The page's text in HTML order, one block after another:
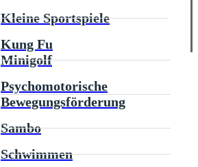
Kleine Sportspiele
Kung Fu
Minigolf
Psychomotorische
Bewegungsförderung
Sambo
Schwimmen